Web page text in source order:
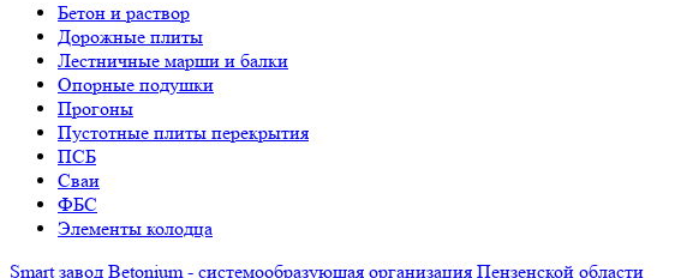
Бетон и раствор
Дорожные плиты
Лестничные марши и балки
Опорные подушки
Прогоны
Пустотные плиты перекрытия
ПСБ
Сваи
ФБС
Элементы колодца
Smart завод Betonium - системообразующая организация Пензенской области